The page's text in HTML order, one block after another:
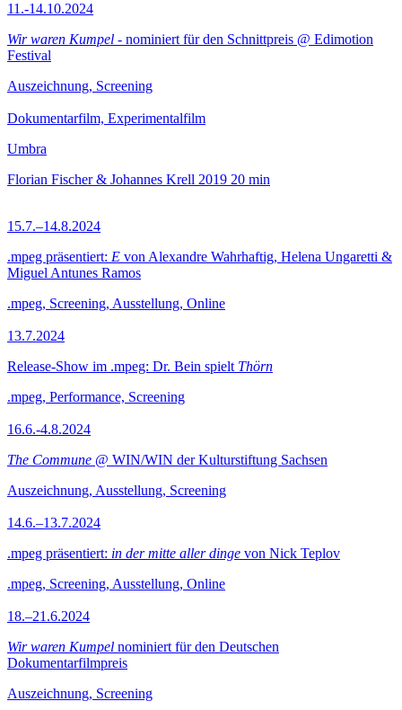
11.-14.10.2024
Wir waren Kumpel - nominiert für den Schnittpreis @ Edimotion
Festival
Auszeichnung, Screening
Dokumentarfilm, Experimentalfilm
Umbra
Florian Fischer & Johannes Krell 2019 20 min
15.7.–14.8.2024
.mpeg präsentiert: E von Alexandre Wahrhaftig, Helena Ungaretti &
Miguel Antunes Ramos
.mpeg, Screening, Ausstellung, Online
13.7.2024
Release-Show im .mpeg: Dr. Bein spielt Thörn
.mpeg, Performance, Screening
16.6.-4.8.2024
The Commune @ WIN/WIN der Kulturstiftung Sachsen
Auszeichnung, Ausstellung, Screening
14.6.–13.7.2024
.mpeg präsentiert: in der mitte aller dinge von Nick Teplov
.mpeg, Screening, Ausstellung, Online
18.–21.6.2024
Wir waren Kumpel nominiert für den Deutschen
Dokumentarfilmpreis
Auszeichnung, Screening